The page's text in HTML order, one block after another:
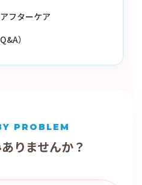
フターケア
）
PROBLEM
りませんか？